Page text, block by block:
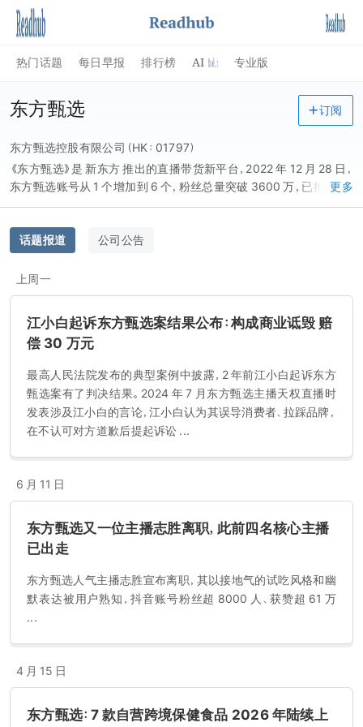
热门话题 每日早报 排行榜 AI 专业版
东方甄选
东方甄选控股有限公司（HK：01797）
《东方甄选》是 新东方 推出的直播带货新平台，2022 年 12 月 28 日，
东方甄选账号从 1 个增加到 6 个，粉丝总量突破 3600 万，已推出 52
款自营产品，总销量达 1825 万单。
更多
订阅
话题报道 公司公告
上周一
江小白起诉东方甄选案结果公布：构成商业诋毁 赔
偿 30 万元
最高人民法院发布的典型案例中披露，2 年前江小白起诉东方
甄选案有了判决结果。2024 年 7 月东方甄选主播天权直播时
发表涉及江小白的言论，江小白认为其误导消费者、拉踩品牌，
在不认可对方道歉后提起诉讼 ...
6 月 11 日
东方甄选又一位主播志胜离职，此前四名核心主播
已出走
东方甄选人气主播志胜宣布离职，其以接地气的试吃风格和幽
默表达被用户熟知，抖音账号粉丝超 8000 人、获赞超 61 万
...
4 月 15 日
东方甄选：7 款自营跨境保健食品 2026 年陆续上